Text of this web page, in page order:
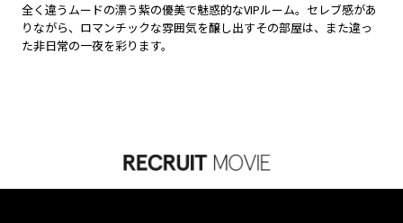
全く違うムードの漂う紫の優美で魅惑的なVIPルーム。セレブ感があ
りながら、ロマンチックな雰囲気を醸し出すその部屋は、また違っ
た非日常の一夜を彩ります。